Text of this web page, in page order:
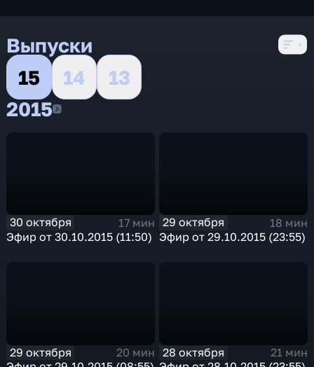
Выпуски
15
14
13
20152015
30 октября
17 мин
Эфир от 30.10.2015 (11:50)
29 октября
18 мин
Эфир от 29.10.2015 (23:55)
29 октября
20 мин
28 октября
21 мин